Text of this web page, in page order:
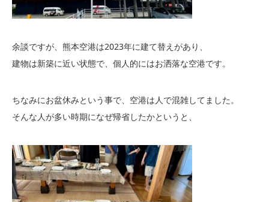
余談ですが、熊本空港は2023年に建て替えがあり、
建物は新築に近い状態で、個人的にはお洒落な空港です。
ちなみにお盆休みという事で、空港は人で混雑してました。
そんな人が多い時期になぜ帰省したかというと、